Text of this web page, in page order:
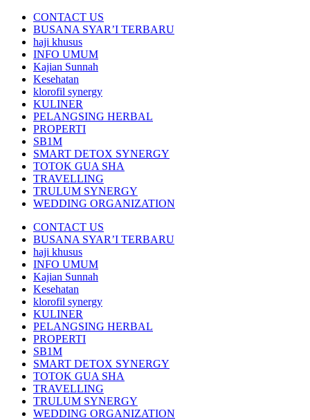
CONTACT US
BUSANA SYAR’I TERBARU
haji khusus
INFO UMUM
Kajian Sunnah
Kesehatan
klorofil synergy
KULINER
PELANGSING HERBAL
PROPERTI
SB1M
SMART DETOX SYNERGY
TOTOK GUA SHA
TRAVELLING
TRULUM SYNERGY
WEDDING ORGANIZATION
CONTACT US
BUSANA SYAR’I TERBARU
haji khusus
INFO UMUM
Kajian Sunnah
Kesehatan
klorofil synergy
KULINER
PELANGSING HERBAL
PROPERTI
SB1M
SMART DETOX SYNERGY
TOTOK GUA SHA
TRAVELLING
TRULUM SYNERGY
WEDDING ORGANIZATION